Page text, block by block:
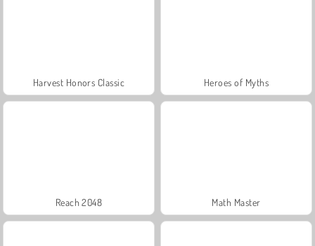
Harvest Honors Classic Heroes of Myths
Reach 2048 Math Master